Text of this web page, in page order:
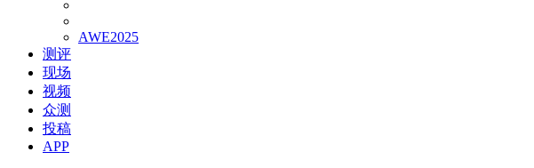
AWE2025
测评
现场
视频
众测
投稿
APP